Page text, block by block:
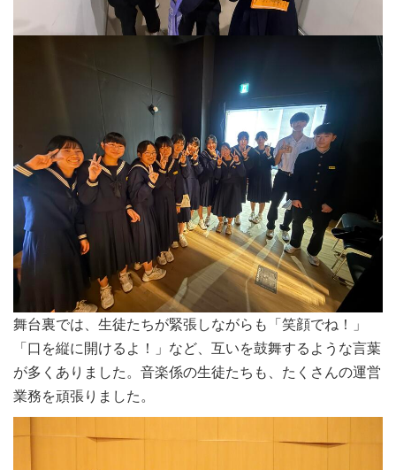
舞台裏では、生徒たちが緊張しながらも「笑顔でね！」
「口を縦に開けるよ！」など、互いを鼓舞するような言葉
が多くありました。音楽係の生徒たちも、たくさんの運営
業務を頑張りました。